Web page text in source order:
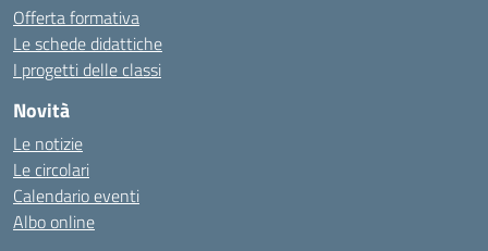
Offerta formativa
Le schede didattiche
I progetti delle classi
Novità
Le notizie
Le circolari
Calendario eventi
Albo online